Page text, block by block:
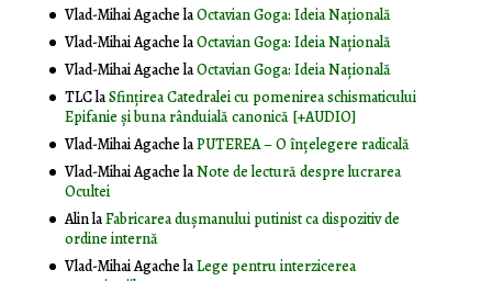
Vlad-Mihai AgachelaOctavian Goga: Ideia Naţională
Vlad-Mihai AgachelaOctavian Goga: Ideia Naţională
Vlad-Mihai AgachelaOctavian Goga: Ideia Naţională
TLClaSfințirea Catedralei cu pomenirea schismaticului
Epifanie și buna rânduială canonică [+AUDIO]
Vlad-Mihai AgachelaPUTEREA – O înţelegere radicală
Vlad-Mihai AgachelaNote de lectură despre lucrarea
Ocultei
AlinlaFabricarea dușmanului putinist ca dispozitiv de
ordine internă
Vlad-Mihai AgachelaLege pentru interzicerea